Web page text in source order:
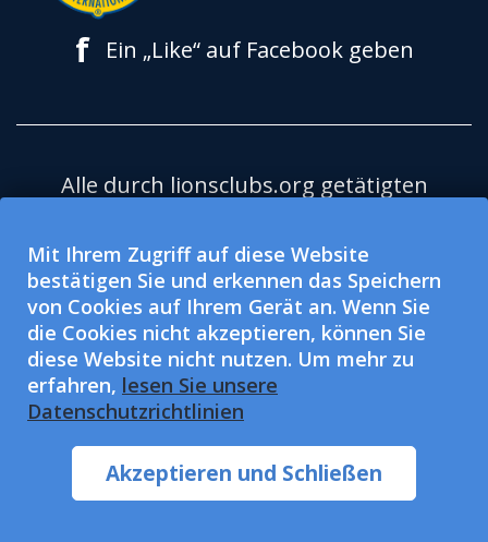
Mit Ihrem Zugriff auf diese Website
bestätigen Sie und erkennen das Speichern
von Cookies auf Ihrem Gerät an. Wenn Sie
die Cookies nicht akzeptieren, können Sie
diese Website nicht nutzen. Um mehr zu
erfahren, lesen Sie unsere
Datenschutzrichtlinien
Akzeptieren und Schließen
f Ein „Like“ auf Facebook geben
Alle durch lionsclubs.org getätigten
International Foundation (LCIF) zugute,
eine nach 501(c)(3) steuerbefreite,
gemeinnützige Organisation. Lions
Clubs International (LCI) ist eine nach
501(c)(4) steuerbefreite, gemeinnützige
Organisation und darf keine Spenden
annehmen oder erbitten. LCI und LCIF
bieten Chancengleichheit.